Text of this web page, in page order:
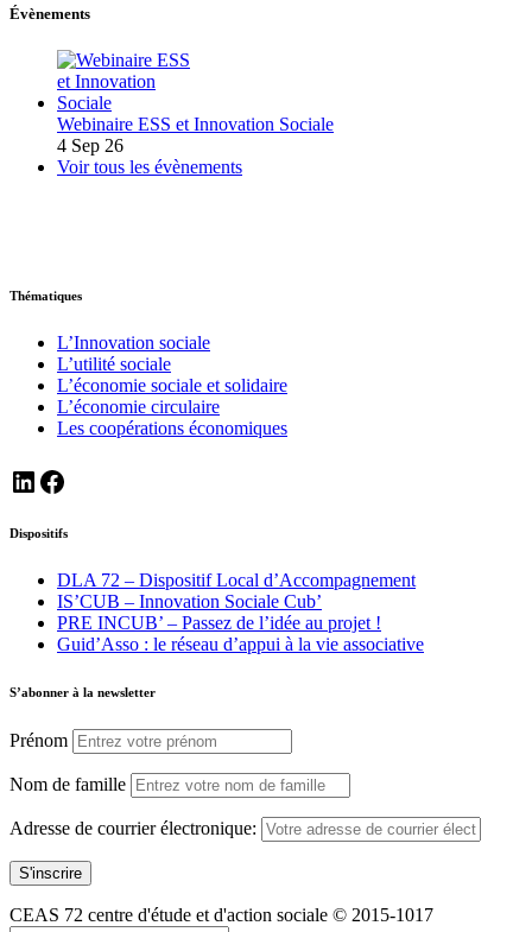
Évènements
Webinaire ESS et Innovation Sociale
4 Sep 26
Voir tous les évènements
Thématiques
L’Innovation sociale
L’utilité sociale
L’économie sociale et solidaire
L’économie circulaire
Les coopérations économiques
https://www.linkedin.com/company/ceas72
https://www.facebook.com/ceas72
Dispositifs
DLA 72 – Dispositif Local d’Accompagnement
IS’CUB – Innovation Sociale Cub’
PRE INCUB’ – Passez de l’idée au projet !
Guid’Asso : le réseau d’appui à la vie associative
S’abonner à la newsletter
Prénom
Nom de famille
Adresse de courrier électronique:
CEAS 72 centre d'étude et d'action sociale © 2015-1017